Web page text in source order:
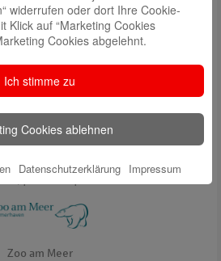
pulvinar dapibus leo.
Cinemotion
consectetur adipiscing elit. Ut elit tellus,
pulvinar dapibus leo.
Zoo am Meer
widerrufen oder dort Ihre Cookie-
Klick auf “Marketing Cookies
Cookies abgelehnt.
Ich stimme zu
Cookies ablehnen
Datenschutzerklärung Impressum